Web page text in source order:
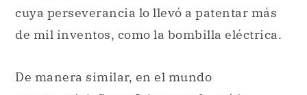
cuya perseverancia lo llevó a patentar más
de mil inventos, como la bombilla eléctrica.
De manera similar, en el mundo